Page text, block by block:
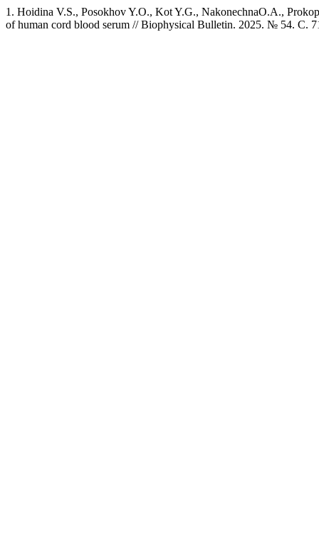
1. Hoidina V.S., Posokhov Y.О., Kot Y.G., NakonechnaО.А.,
of human cord blood serum // Biophysical Bulletin. 2025. № 54. C.